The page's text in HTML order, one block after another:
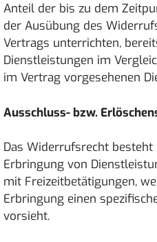
Anteil der bis zu dem
der Ausübung des
Vertrags unterrichten,
Dienstleistungen im
im Vertrag vorgesehenen
Ausschluss- bzw.
Das Widerrufsrecht
Erbringung von
mit Freizeitbetätigungen,
Erbringung einen
vorsieht.